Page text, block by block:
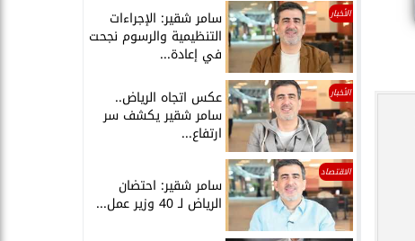
الأخبار سامر شقير: الإجراءات
التنظيمية والرسوم نجحت
في إعادة...
الأخبار عكس اتجاه الرياض..
سامر شقير يكشف سر
ارتفاع...
الاقتصاد
سامر شقير: احتضان
الرياض لـ 40 وزير عمل...